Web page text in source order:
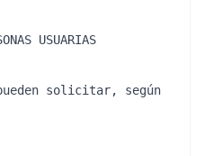
USUARIAS
solicitar, según